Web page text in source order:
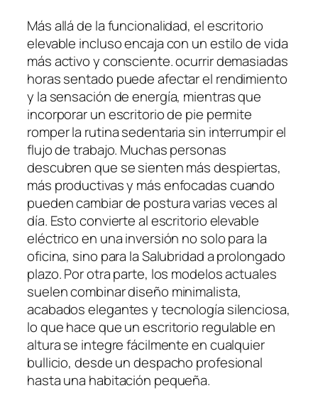
Más allá de la funcionalidad, el escritorio
elevable incluso encaja con un estilo de vida
más activo y consciente. ocurrir demasiadas
horas sentado puede afectar el rendimiento
y la sensación de energía, mientras que
incorporar un escritorio de pie permite
romper la rutina sedentaria sin interrumpir el
flujo de trabajo. Muchas personas
descubren que se sienten más despiertas,
más productivas y más enfocadas cuando
pueden cambiar de postura varias veces al
día. Esto convierte al escritorio elevable
eléctrico en una inversión no solo para la
oficina, sino para la Salubridad a prolongado
plazo. Por otra parte, los modelos actuales
suelen combinar diseño minimalista,
acabados elegantes y tecnología silenciosa,
lo que hace que un escritorio regulable en
altura se integre fácilmente en cualquier
bullicio, desde un despacho profesional
hasta una habitación pequeña.